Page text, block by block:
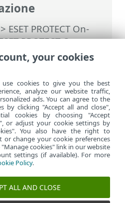
ESET PROTECT On-
PROTECT On-
On-Prem Menu
Diritti di accesso
your cookies
cookies to give you the best
analyze our website traffic,
ads. You can agree to the
by clicking "Accept all and close",
cookies by choosing "Accept
or adjust your cookie settings by
You also have the right to
change your cookie preferences
cookies" link in our website
settings (if available). For more
Policy.
ALL AND CLOSE